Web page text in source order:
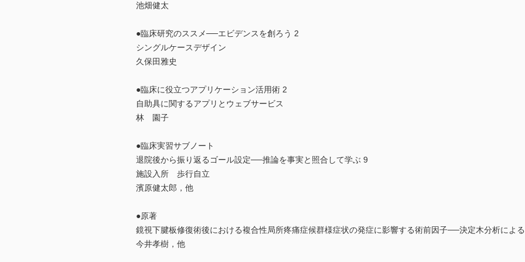
池畑健太
●臨床研究のススメ──エビデンスを創ろう 2
シングルケースデザイン
久保田雅史
●臨床に役立つアプリケーション活用術 2
自助具に関するアプリとウェブサービス
林 園子
●臨床実習サブノート
退院後から振り返るゴール設定──推論を事実と照合して学ぶ 9
施設入所 歩行自立
濱原健太郎，他
●原著
鏡視下腱板修復術後における複合性局所疼痛症候群様症状の発症に影響する術前因子──決定木分析によ
今井孝樹，他